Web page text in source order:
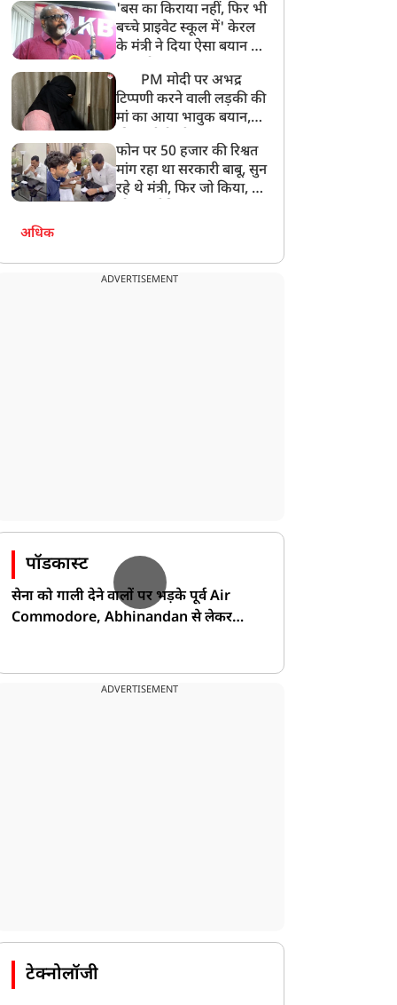
होर्मुज के पूरी तरह
न्यूक्लियर थ्रेट खत्म
करने का दावा
सिंगापुर के पूर्व डिप्लोमेट हुए
अनमोल कुछ नहीं
'बस का किराया नहीं, फिर भी
बच्चे प्राइवेट स्कूल में' केरल
के मंत्री ने दिया ऐसा बयान की
PM मोदी पर अभद्र
टिप्पणी करने वाली लड़की की
मां का आया भावुक बयान,
बेटी को गोद लें प्रधानमंत्री
फोन पर 50 हजार की रिश्वत
मांग रहा था सरकारी बाबू, सुन
रहे थे मंत्री, फिर जो किया, वो
अधिक
ADVERTISEMENT
पॉडकास्ट
सेना को गाली देने वालों पर भड़के पूर्व Air
Commodore, Abhinandan से लेकर
ADVERTISEMENT
टेक्नोलॉजी